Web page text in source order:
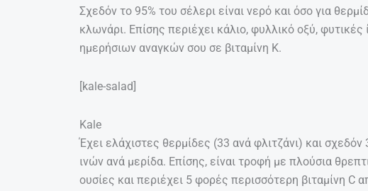
Σχεδόν το 95% του σέλερι είναι νερό και όσο για
κλωνάρι. Επίσης περιέχει κάλιο, φυλλικό οξύ,
ημερήσιων αναγκών σου σε βιταμίνη Κ.
[kale-salad]
Kale
Έχει ελάχιστες θερμίδες (33 ανά φλιτζάνι) και
ινών ανά μερίδα. Επίσης, είναι τροφή με πλούσια
ουσίες και περιέχει 5 φορές περισσότερη βιταμίνη C